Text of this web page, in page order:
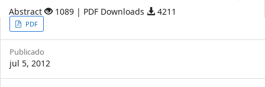
Abstract 1089 | PDF Downloads 4211
Article
Sidebar
PDF
Publicado
jul 5, 2012